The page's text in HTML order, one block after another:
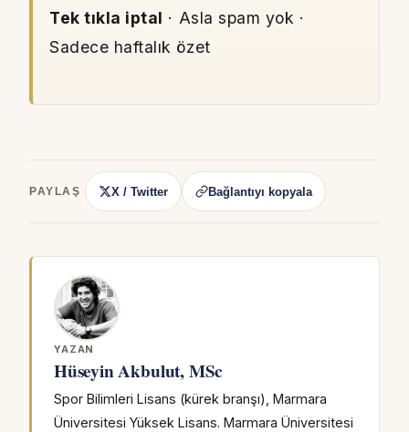
Tek tıkla iptal · Asla spam yok ·
Sadece haftalık özet
PAYLAŞ X / Twitter Bağlantıyı kopyala
YAZAN
Hüseyin Akbulut, MSc
Spor Bilimleri Lisans (kürek branşı), Marmara
Üniversitesi Yüksek Lisans. Marmara Üniversitesi